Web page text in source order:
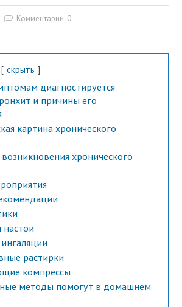
Комментарии: 0
скрыть
диагностируется
и причины его
картина хронического
хронического
растирки
компрессы
методы помогут в домашнем